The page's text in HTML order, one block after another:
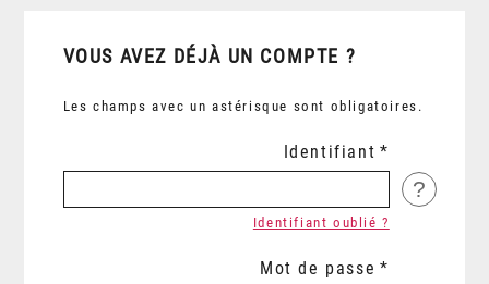
VOUS AVEZ DÉJÀ UN COMPTE ?
Les champs avec un astérisque sont obligatoires.
Identifiant
?
Identifiant oublié ?
Mot de passe